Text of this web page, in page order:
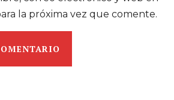
la próxima vez que comente.